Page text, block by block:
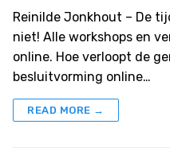
Reinilde Jonkhout – De
niet! Alle workshops en
online. Hoe verloopt de
besluitvorming online…
READ MORE →